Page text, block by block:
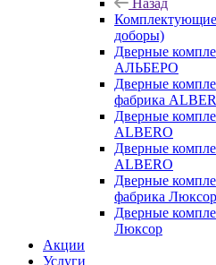
Назад
доборы)
Дверные
АЛЬБЕРО
Дверные
фабрика
Дверные
ALBERO
Дверные
ALBERO
Дверные
фабрика Люксор
Дверные
Люксор
Акции
Услуги